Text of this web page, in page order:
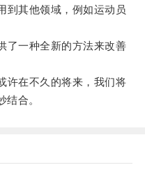
其他领域，例如运动员
一种全新的方法来改善
在不久的将来，我们将
合。